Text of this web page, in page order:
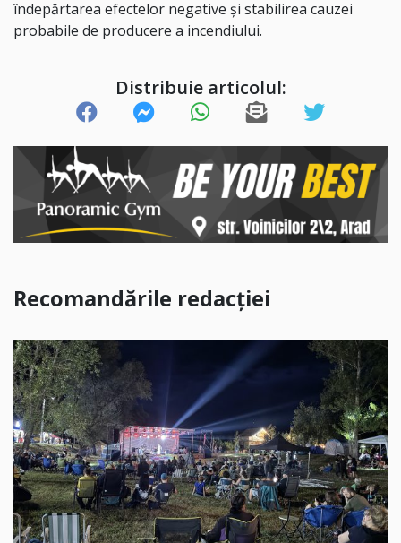
îndepărtarea efectelor negative și stabilirea cauzei
probabile de producere a incendiului.
Distribuie articolul:
Recomandările redacției